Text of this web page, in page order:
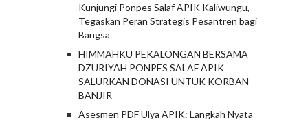
Kunjungi Ponpes Salaf APIK Kaliwungu,
Tegaskan Peran Strategis Pesantren bagi
Bangsa
HIMMAHKU PEKALONGAN BERSAMA
DZURIYAH PONPES SALAF APIK
SALURKAN DONASI UNTUK KORBAN
BANJIR
Asesmen PDF Ulya APIK: Langkah Nyata